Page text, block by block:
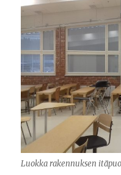
Luokka rakennuksen